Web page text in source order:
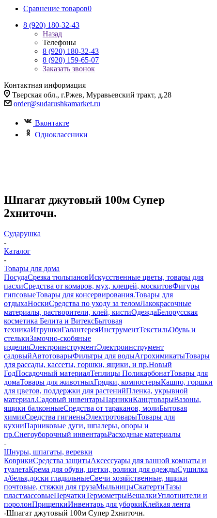
Сравнение товаров0
8 (920) 180-32-43
Назад
Телефоны
8 (920) 180-32-43
8 (920) 159-65-07
Заказать звонок
Контактная информация
Тверская обл., г.Ржев, Муравьевский тракт, д.28
order@sudarushkamarket.ru
Вконтакте
Одноклассники
Шпагат джутовый 100м Супер
2хниточн.
Сударушка
-
Каталог
-
Товары для дома
ПосудаСрезка тюльпановИскусственные цветы, товары для
пасхиСредства от комаров, мух, клещей, москитовФигуры
гипсовыеТовары для консервирования.Товары для
отдыхаНоскиСредства по уходу за теломЛакокрасочные
материалы, растворители, клей, кистиОдеждаБелорусская
косметика Белита и ВитексБытовая
техникаИгрушкиГалантереяИнструментТекстильОбувь и
стелькиЗамочно-скобяные
изделияЭлектроинструментЭлектроинструмент
садовыйАвтотоварыФильтры для водыАгрохимикатыТовары
для рассады, кассеты, горшки, ящики, и пр.Новый
ГодПосадочный материалТеплицы ПоликарбонатТовары для
домаТовары для животныхГрядки, компостерыКашпо, горшки
для цветов, поддержки для растенийПленка, укрывной
материал.Садовый инвентарьПарникиКанцтоварыВазоны,
ящики балконныеСредства от тараканов, молиБытовая
химияСредства гигиеныЭлектротоварыТовары для
кухниПарниковые дуги, шпалеры, опоры и
пр.Снегоуборочный инвентарьРасходные материалы
-
Шнуры, шпагаты, веревки
КоврикиСредства защитыАксессуары для ванной комнаты и
туалетаКрема для обуви, щетки, ролики для одеждыСушилка
д/белья,доски гладильныеСвечи хозяйственные, ящики
почтовые, стяжки для грузаМыльницыСкатертиТазы
пластмассовыеПерчаткиТермометрыВешалкиУплотнители и
поролонПрищепкиИнвентарь для уборкиКлейкая лента
-Шпагат джутовый 100м Супер 2хниточн.